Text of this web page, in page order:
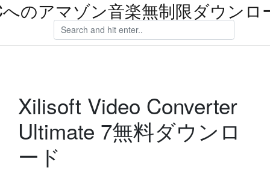
のアマゾン音楽無制限ダウンロ
Xilisoft Video Converter
Ultimate 7無料ダウンロ
ード